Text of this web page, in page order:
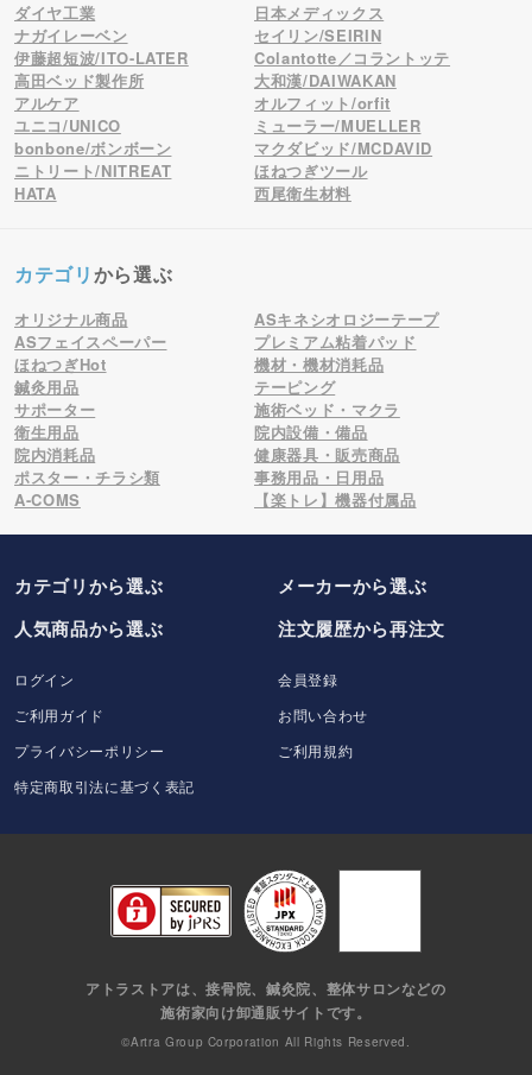
ダイヤ工業
日本メディックス
ナガイレーベン
セイリン/SEIRIN
伊藤超短波/ITO-LATER
Colantotte／コラントッテ
高田ベッド製作所
大和漢/DAIWAKAN
アルケア
オルフィット/orfit
ユニコ/UNICO
ミューラー/MUELLER
bonbone/ボンボーン
マクダビッド/MCDAVID
ニトリート/NITREAT
ほねつぎツール
HATA
西尾衛生材料
カテゴリから選ぶ
オリジナル商品
ASキネシオロジーテープ
ASフェイスペーパー
プレミアム粘着パッド
ほねつぎHot
機材・機材消耗品
鍼灸用品
テーピング
サポーター
施術ベッド・マクラ
衛生用品
院内設備・備品
院内消耗品
健康器具・販売商品
ポスター・チラシ類
事務用品・日用品
A-COMS
【楽トレ】機器付属品
カテゴリから選ぶ メーカーから選ぶ
人気商品から選ぶ
注文履歴から再注文
ログイン
会員登録
ご利用ガイド
お問い合わせ
プライバシーポリシー
ご利用規約
特定商取引法に基づく表記
アトラストアは、接骨院、鍼灸院、整体サロンなどの
施術家向け卸通販サイトです。
©Artra Group Corporation All Rights Reserved.